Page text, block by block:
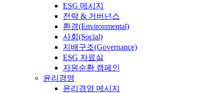
ESG 메시지
전략 & 거버넌스
환경(Environmental)
사회(Social)
지배구조(Governance)
ESG 자료실
자원순환 캠페인
윤리경영
윤리경영 메시지